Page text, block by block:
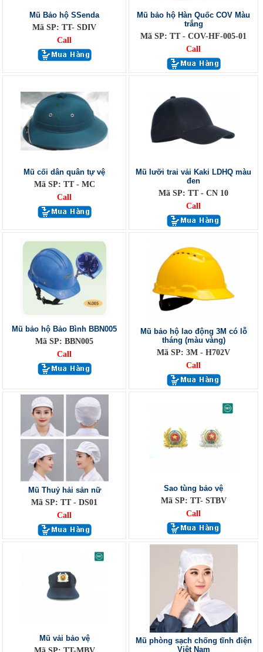
Mũ Bảo hộ SSenda
Mã SP: TT- SDIV
Call
Mũ bảo hộ Hàn Quốc COV Màu
trắng
Mã SP: TT - COV-HF-005-01
Call
Mũ cối dân quân tự vệ
Mã SP: TT - MC
Call
Mũ lưỡi trai vải Kaki LDHQ màu
đen
Mã SP: TT - CN 10
Call
Mũ bảo hộ Bảo Bình BBN005
Mã SP: BBN005
Call
Mũ bảo hộ lao động 3M có lỗ
tháng (màu vàng)
Mã SP: 3M - H702V
Call
Mũ Thuỷ hải sản nữ
Mã SP: TT - DS01
Call
Sao tùng bảo vệ
Mã SP: TT- STBV
Call
Mũ vải bảo vệ
Mũ phòng sạch chống tĩnh điện
Việt Nam